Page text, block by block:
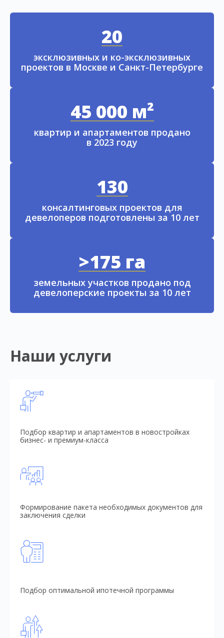
20
эксклюзивных и ко-эксклюзивных
проектов в Москве и Санкт-Петербурге
45 000 м²
квартир и апартаментов продано
в 2023 году
130
консалтинговых проектов для
девелоперов подготовлены за 10 лет
>175 га
земельных участков продано под
девелоперские проекты за 10 лет
Наши услуги
Подбор квартир и апартаментов в новостройках
бизнес- и премиум-класса
Формирование пакета необходимых документов для
заключения сделки
Подбор оптимальной ипотечной программы